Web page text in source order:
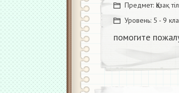
Предмет: Қазақ
Уровень: 5 - 9
помогите